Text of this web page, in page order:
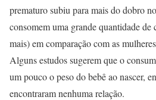
prematuro subiu para mais do dobro
consomem uma grande quantidade
mais) em comparação com as
Alguns estudos sugerem que o
um pouco o peso do bebê ao nascer,
encontraram nenhuma relação.